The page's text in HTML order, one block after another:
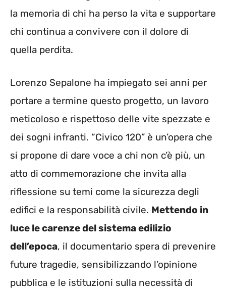
la memoria di chi ha perso la vita e supportare
chi continua a convivere con il dolore di
quella perdita.
Lorenzo Sepalone ha impiegato sei anni per
portare a termine questo progetto, un lavoro
meticoloso e rispettoso delle vite spezzate e
dei sogni infranti. “Civico 120” è un’opera che
si propone di dare voce a chi non c’è più, un
atto di commemorazione che invita alla
riflessione su temi come la sicurezza degli
edifici e la responsabilità civile. Mettendo in
luce le carenze del sistema edilizio
dell’epoca, il documentario spera di prevenire
future tragedie, sensibilizzando l’opinione
pubblica e le istituzioni sulla necessità di